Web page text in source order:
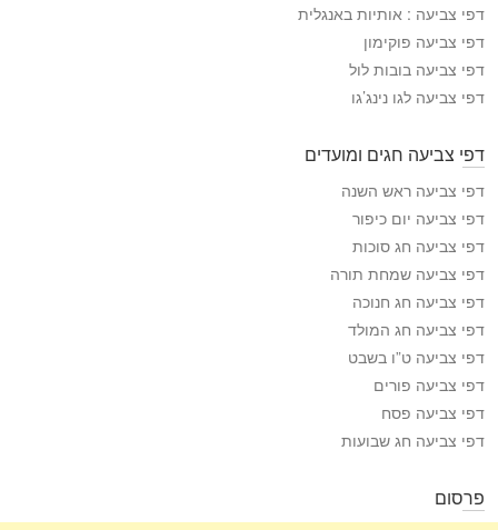
י
ע
ה
דפי צביעה : אותיות באנגלית
דפי צביעה פוקימון
דפי צביעה בובות לול
דפי צביעה לגו נינג’גו
דפי צביעה חגים ומועדים
דפי צביעה ראש השנה
דפי צביעה יום כיפור
דפי צביעה חג סוכות
דפי צביעה שמחת תורה
דפי צביעה חג חנוכה
דפי צביעה חג המולד
דפי צביעה ט”ו בשבט
דפי צביעה פורים
דפי צביעה פסח
דפי צביעה חג שבועות
פרסום